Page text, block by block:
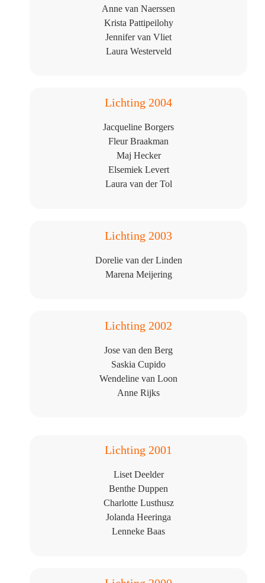
Anne van Naerssen
Krista Pattipeilohy
Jennifer van Vliet
Laura Westerveld
Lichting 2004
Jacqueline Borgers
Fleur Braakman
Maj Hecker
Elsemiek Levert
Laura van der Tol
Lichting 2003
Dorelie van der Linden
Marena Meijering
Lichting 2002
Jose van den Berg
Saskia Cupido
Wendeline van Loon
Anne Rijks
Lichting 2001
Liset Deelder
Benthe Duppen
Charlotte Lusthusz
Jolanda Heeringa
Lenneke Baas